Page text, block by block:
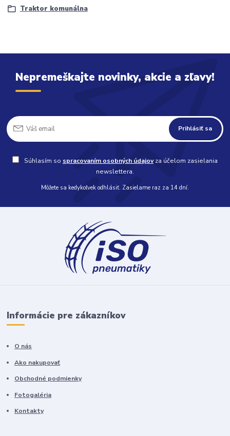
Traktor komunálna
Nepremeškajte novinky, akcie a zľavy!
Prihlásiť sa
Súhlasím so spracovaním osobných údajovza účelom zasielania
newslettera.
Môžete sa kedykoľvek odhlásiť. Zasielame raz za 14 dní.
Informácie pre zákazníkov
O nás
Ako nakupovať
Obchodné podmienky
Fotogaléria
Kontakty